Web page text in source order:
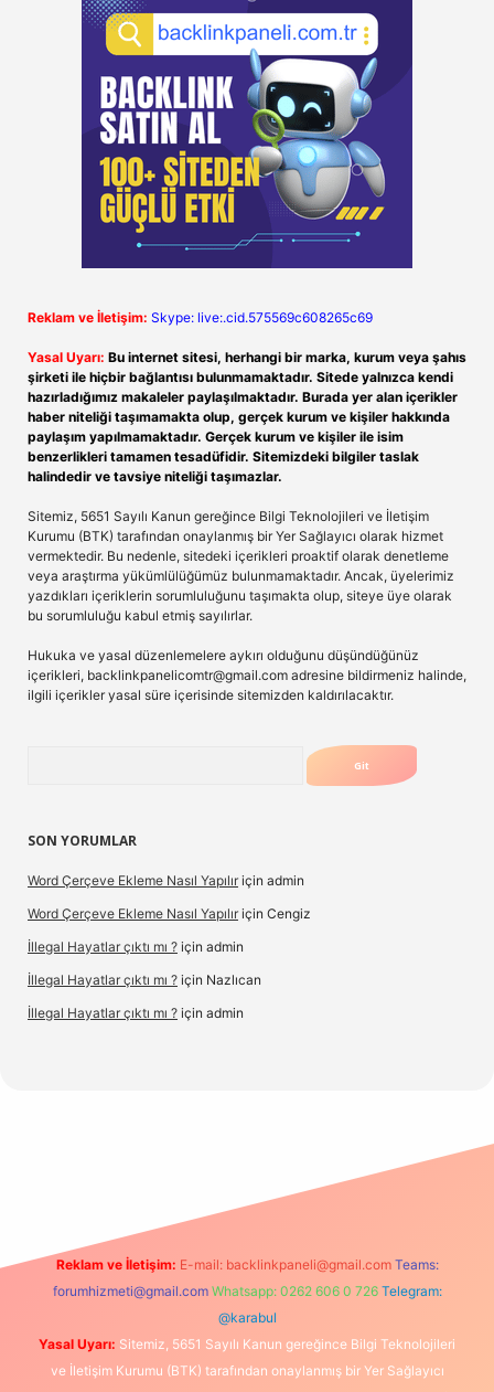
Reklam ve İletişim: Skype: live:.cid.575569c608265c69
Yasal Uyarı: Bu internet sitesi, herhangi bir marka, kurum veya şahıs
şirketi ile hiçbir bağlantısı bulunmamaktadır. Sitede yalnızca kendi
hazırladığımız makaleler paylaşılmaktadır. Burada yer alan içerikler
haber niteliği taşımamakta olup, gerçek kurum ve kişiler hakkında
paylaşım yapılmamaktadır. Gerçek kurum ve kişiler ile isim
benzerlikleri tamamen tesadüfidir. Sitemizdeki bilgiler taslak
halindedir ve tavsiye niteliği taşımazlar.
Sitemiz, 5651 Sayılı Kanun gereğince Bilgi Teknolojileri ve İletişim
Kurumu (BTK) tarafından onaylanmış bir Yer Sağlayıcı olarak hizmet
vermektedir. Bu nedenle, sitedeki içerikleri proaktif olarak denetleme
veya araştırma yükümlülüğümüz bulunmamaktadır. Ancak, üyelerimiz
yazdıkları içeriklerin sorumluluğunu taşımakta olup, siteye üye olarak
bu sorumluluğu kabul etmiş sayılırlar.
Hukuka ve yasal düzenlemelere aykırı olduğunu düşündüğünüz
içerikleri, backlinkpanelicomtr@gmail.com adresine bildirmeniz halinde,
ilgili içerikler yasal süre içerisinde sitemizden kaldırılacaktır.
SON YORUMLAR
Word Çerçeve Ekleme Nasıl Yapılır için admin
Word Çerçeve Ekleme Nasıl Yapılır için Cengiz
İllegal Hayatlar çıktı mı ? için admin
İllegal Hayatlar çıktı mı ? için Nazlıcan
İllegal Hayatlar çıktı mı ? için admin
Reklam ve İletişim: E-mail: backlinkpaneli@gmail.com Teams:
forumhizmeti@gmail.com Whatsapp: 0262 606 0 726 Telegram:
@karabul
Yasal Uyarı: Sitemiz, 5651 Sayılı Kanun gereğince Bilgi Teknolojileri
ve İletişim Kurumu (BTK) tarafından onaylanmış bir Yer Sağlayıcı